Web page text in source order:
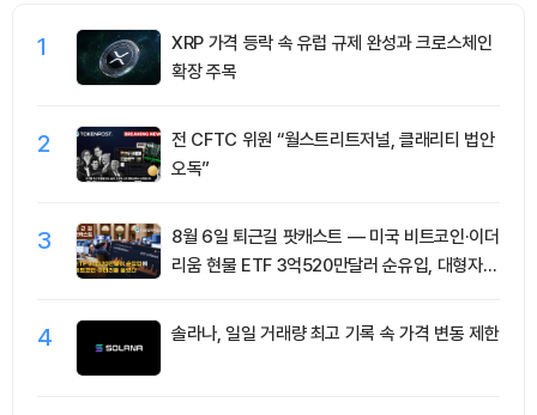
1
XRP 가격 등락 속 유럽 규제 완성과 크로스체인
확장 주목
2
전 CFTC 위원 “월스트리트저널, 클래리티 법안
오독”
3
8월 6일 퇴근길 팟캐스트 — 미국 비트코인·이더
리움 현물 ETF 3억520만달러 순유입, 대형자산
4 솔라나, 일일 거래량 최고 기록 속 가격 변동 제한